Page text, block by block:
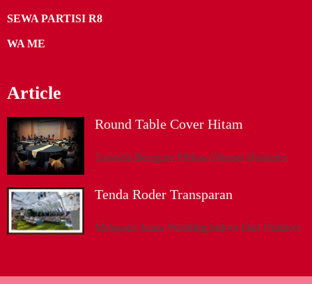
SEWA PARTISI R8
WA ME
Article
Round Table Cover Hitam
Tersedia Beragam Pilihan Ukuran Diameter
Tenda Roder Transparan
Melayani Acara Wedding Indoor Dan Outdoor